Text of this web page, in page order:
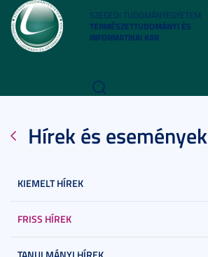
SZEGEDI TUDOMÁNYEGYETEM
TERMÉSZETTUDOMÁNYI ÉS
INFORMATIKAI KAR
Hírek és események
KIEMELT HÍREK
FRISS HÍREK